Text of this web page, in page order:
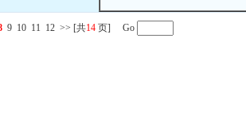
9 10 11 12 >> [共14 页] Go